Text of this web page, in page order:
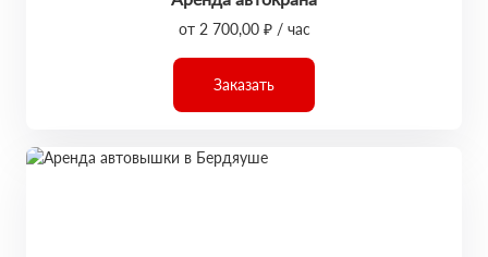
от 2 700,00 ₽ / час
Заказать